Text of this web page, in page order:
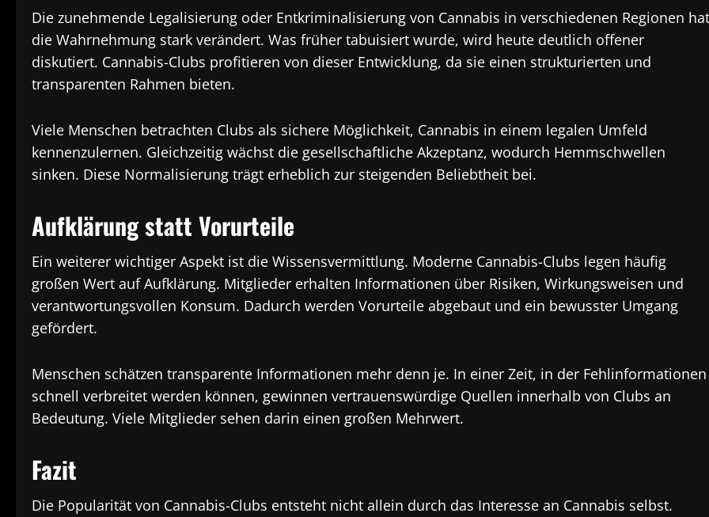
Die zunehmende Legalisierung oder Entkriminalisierung von Cannabis in verschiedenen Regionen hat
die Wahrnehmung stark verändert. Was früher tabuisiert wurde, wird heute deutlich offener
diskutiert. Cannabis-Clubs profitieren von dieser Entwicklung, da sie einen strukturierten und
transparenten Rahmen bieten.
Viele Menschen betrachten Clubs als sichere Möglichkeit, Cannabis in einem legalen Umfeld
kennenzulernen. Gleichzeitig wächst die gesellschaftliche Akzeptanz, wodurch Hemmschwellen
sinken. Diese Normalisierung trägt erheblich zur steigenden Beliebtheit bei.
Aufklärung statt Vorurteile
Ein weiterer wichtiger Aspekt ist die Wissensvermittlung. Moderne Cannabis-Clubs legen häufig
großen Wert auf Aufklärung. Mitglieder erhalten Informationen über Risiken, Wirkungsweisen und
verantwortungsvollen Konsum. Dadurch werden Vorurteile abgebaut und ein bewusster Umgang
gefördert.
Menschen schätzen transparente Informationen mehr denn je. In einer Zeit, in der Fehlinformationen
schnell verbreitet werden können, gewinnen vertrauenswürdige Quellen innerhalb von Clubs an
Bedeutung. Viele Mitglieder sehen darin einen großen Mehrwert.
Fazit
Die Popularität von Cannabis-Clubs entsteht nicht allein durch das Interesse an Cannabis selbst.